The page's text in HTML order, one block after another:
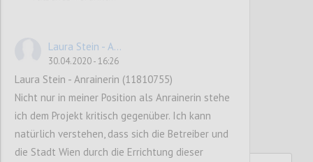
Laura Stein - A...
30.04.2020 - 16:26
Laura Stein - Anrainerin (11810755)
Nicht nur in meiner Position als Anrainerin stehe
ich dem Projekt kritisch gegenüber. Ich kann
natürlich verstehen, dass sich die Betreiber und
die Stadt Wien durch die Errichtung dieser